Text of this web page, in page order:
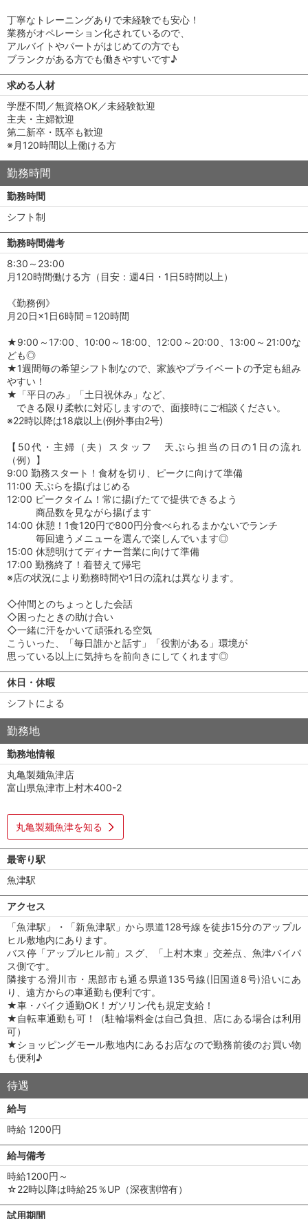
丁寧なトレーニングありで未経験でも安心！
業務がオペレーション化されているので、
アルバイトやパートがはじめての方でも
ブランクがある方でも働きやすいです♪
求める人材
学歴不問／無資格OK／未経験歓迎
主夫・主婦歓迎
第二新卒・既卒も歓迎
※月120時間以上働ける方
勤務時間
勤務時間
シフト制
勤務時間備考
8:30～23:00
月120時間働ける方（目安：週4日・1日5時間以上）
《勤務例》
月20日×1日6時間＝120時間
★9:00～17:00、10:00～18:00、12:00～20:00、13:00～21:00な
ども◎
★1週間毎の希望シフト制なので、家族やプライベートの予定も組み
やすい！
★「平日のみ」「土日祝休み」など、
できる限り柔軟に対応しますので、面接時にご相談ください。
※22時以降は18歳以上(例外事由2号)
【50代・主婦（夫）スタッフ 天ぷら担当の日の1日の流れ
（例）】
9:00 勤務スタート！食材を切り、ピークに向けて準備
11:00 天ぷらを揚げはじめる
12:00 ピークタイム！常に揚げたてで提供できるよう
商品数を見ながら揚げます
14:00 休憩！1食120円で800円分食べられるまかないでランチ
毎回違うメニューを選んで楽しんでいます◎
15:00 休憩明けてディナー営業に向けて準備
17:00 勤務終了！着替えて帰宅
※店の状況により勤務時間や1日の流れは異なります。
◇仲間とのちょっとした会話
◇困ったときの助け合い
◇一緒に汗をかいて頑張れる空気
こういった、「毎日誰かと話す」「役割がある」環境が
思っている以上に気持ちを前向きにしてくれます◎
休日・休暇
シフトによる
勤務地
勤務地情報
丸亀製麺魚津店
富山県魚津市上村木400-2
丸亀製麺魚津を知る
最寄り駅
魚津駅
アクセス
「魚津駅」・「新魚津駅」から県道128号線を徒歩15分のアップル
ヒル敷地内にあります。
バス停「アップルヒル前」スグ、「上村木東」交差点、魚津バイパ
ス側です。
隣接する滑川市・黒部市も通る県道135号線(旧国道8号)沿いにあ
り、遠方からの車通勤も便利です。
★車・バイク通勤OK！ガソリン代も規定支給！
★自転車通勤も可！（駐輪場料金は自己負担、店にある場合は利用
可）
★ショッピングモール敷地内にあるお店なので勤務前後のお買い物
も便利♪
待遇
給与
時給 1200円
給与備考
時給1200円～
☆22時以降は時給25％UP（深夜割増有）
試用期間